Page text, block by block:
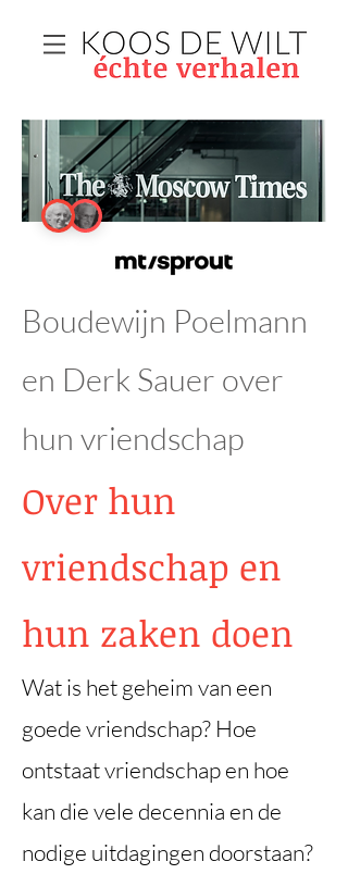
Boudewijn Poelmann
en Derk Sauer over
hun vriendschap
Over hun
vriendschap en
hun zaken doen
Wat is het geheim van een
goede vriendschap? Hoe
ontstaat vriendschap en hoe
kan die vele decennia en de
nodige uitdagingen doorstaan?